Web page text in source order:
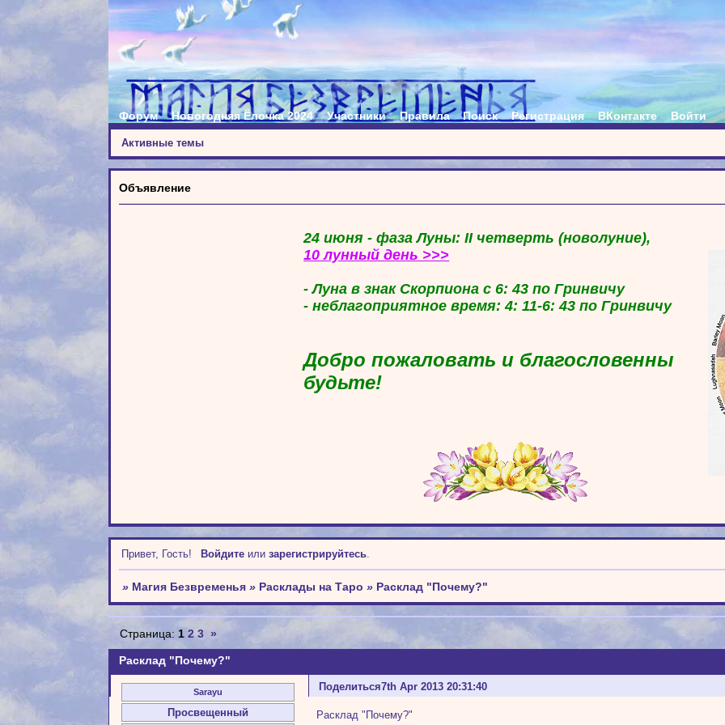
Форум Новогодняя Ёлочка 2024 Участники Правила Поиск Регистрация ВКонтакте Войти
Активные темы
Объявление
24 июня - фаза Луны: II четверть (новолуние),
10 лунный день >>>
- Луна в знак Скорпиона с 6: 43 по Гринвичу
- неблагоприятное время: 4: 11-6: 43 по Гринвичу
Добро пожаловать и благословенны
будьте!
Привет, Гость! Войдитеили зарегистрируйтесь.
» Магия Безвременья » Расклады на Таро » Расклад "Почему?"
Расклад "Почему?"
Страница: 1 2 3 »
Поделиться7th Apr 2013 20:31:40
Sarayu
Просвещенный Расклад "Почему?"